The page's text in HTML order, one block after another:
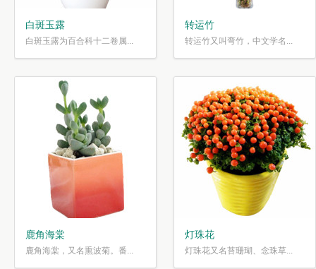
白斑玉露
白斑玉露为百合科十二卷属...
转运竹
转运竹又叫弯竹，中文学名...
鹿角海棠
鹿角海棠，又名熏波菊。番...
灯珠花
灯珠花又名苔珊瑚、念珠草...